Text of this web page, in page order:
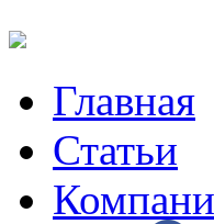
Главная
Статьи